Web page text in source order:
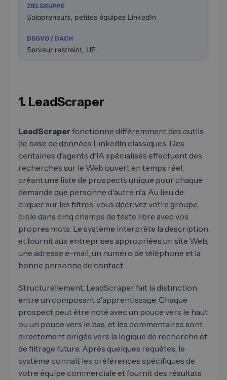
Solopreneurs, petites équipes LinkedIn
Serveur restreint, UE
1. LeadScraper
LeadScraper fonctionne différemment des outils
de base de données LinkedIn classiques. Des
centaines d'agents d'IA spécialisés effectuent des
recherches sur le Web ouvert en temps réel,
créant une liste de prospects unique pour chaque
demande que personne d'autre n'a. Au lieu de
cliquer sur les filtres, vous décrivez votre groupe
cible dans cinq champs de texte libre avec vos
propres mots. Le système interprète la description
et fournit aux entreprises appropriées un site Web,
une adresse e-mail, un numéro de téléphone et la
bonne personne de contact.
Structurellement, LeadScraper fait la distinction
entre un composant d'apprentissage. Chaque
prospect peut être noté avec un pouce vers le haut
ou un pouce vers le bas, et les commentaires sont
directement dirigés vers la logique de recherche et
de filtrage future. Après quelques requêtes, le
système connaît les préférences spécifiques de
votre équipe commerciale et fournit des résultats